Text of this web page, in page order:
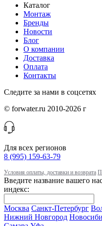
Каталог
Монтаж
Бренды
Новости
Блог
О компании
Доставка
Оплата
Контакты
Следите за нами в соцсетях
© forwater.ru 2010-2026 г
Для всех регионов
8 (995) 159-63-79
Условия оплаты, доставки и возврата
Введите название вашего
индекс:
Москва Санкт-Петербург
Нижний Новгород